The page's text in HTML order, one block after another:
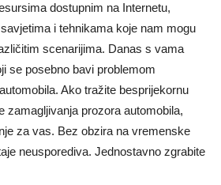
dostupnim na Internetu,
i tehnikama koje nam mogu
scenarijima. Danas s vama
se posebno bavi problemom
Ako tražite besprijekornu
zamagljivanja prozora automobila,
za vas. Bez obzira na vremenske
neusporediva. Jednostavno zgrabite